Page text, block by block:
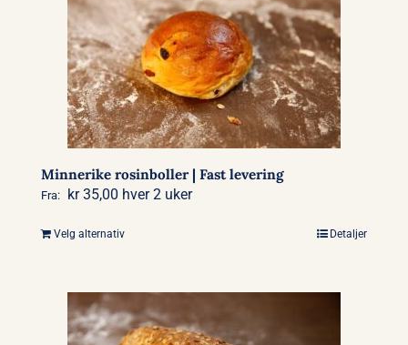
Minnerike rosinboller | Fast levering
Fra: kr35,00 hver 2 uker
Velg alternativDette
flere
varianter.
Detaljer